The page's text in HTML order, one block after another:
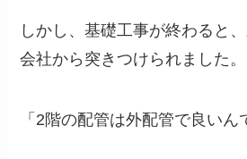
しかし、基礎工事が終わると
会社から突きつけられました。
「2階の配管は外配管で良いん